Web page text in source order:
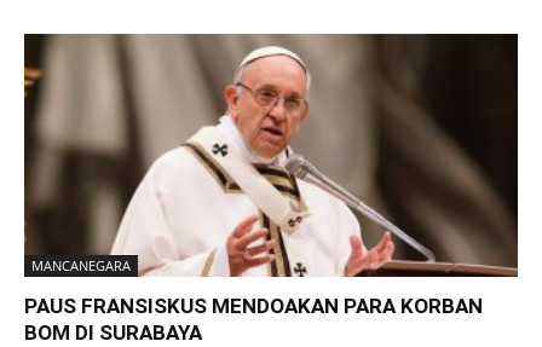
MANCANEGARA
PAUS FRANSISKUS MENDOAKAN PARA KORBAN
BOM DI SURABAYA